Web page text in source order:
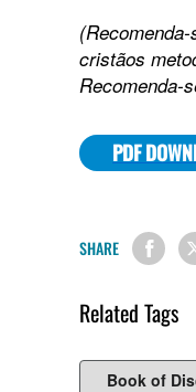
cristãos
Recomenda-
PDF
SHARE
Related Tags
Book of